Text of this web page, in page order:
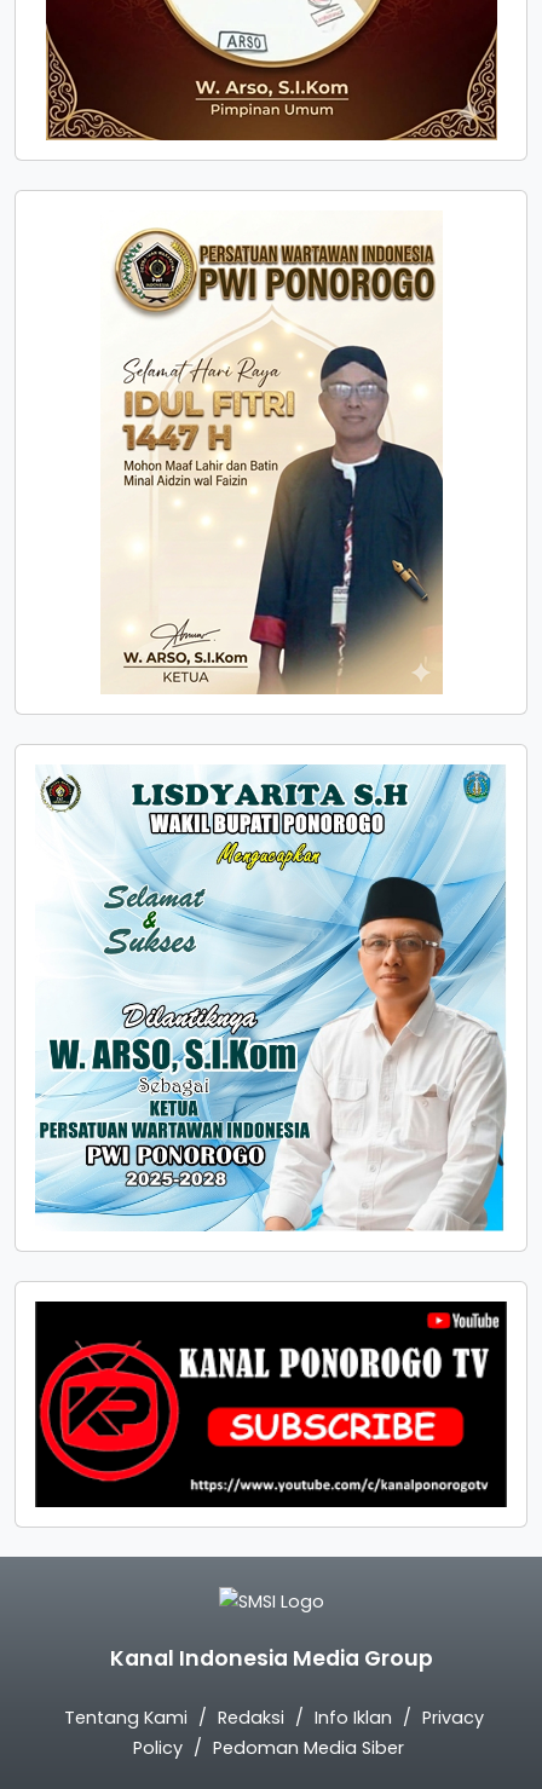
Kanal Indonesia Media Group
Tentang Kami Redaksi Info Iklan
Privacy
Policy
Pedoman Media Siber